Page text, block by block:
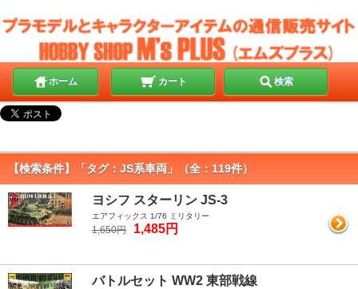
ホーム カート 検索
【検索条件】「タグ：JS系車両」（全：119件）
ヨシフ スターリン JS-3
エアフィックス 1/76 ミリタリー
1,650円 1,485円
バトルセット WW2 東部戦線